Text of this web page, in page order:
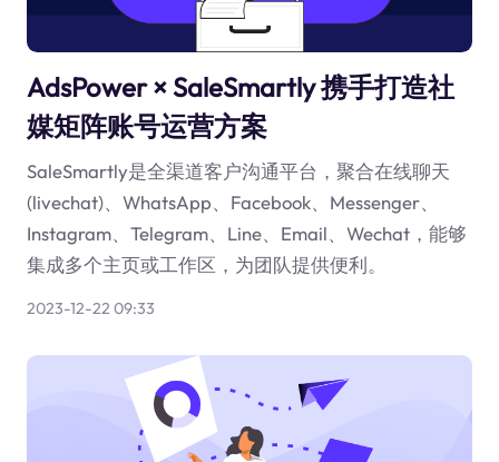
AdsPower × SaleSmartly 携手打造社
媒矩阵账号运营方案
SaleSmartly是全渠道客户沟通平台，聚合在线聊天
(livechat)、WhatsApp、Facebook、Messenger、
Instagram、Telegram、Line、Email、Wechat，能够
集成多个主页或工作区，为团队提供便利。
2023-12-22 09:33